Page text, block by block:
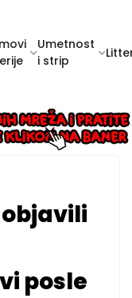
Umetnost
i strip
posle